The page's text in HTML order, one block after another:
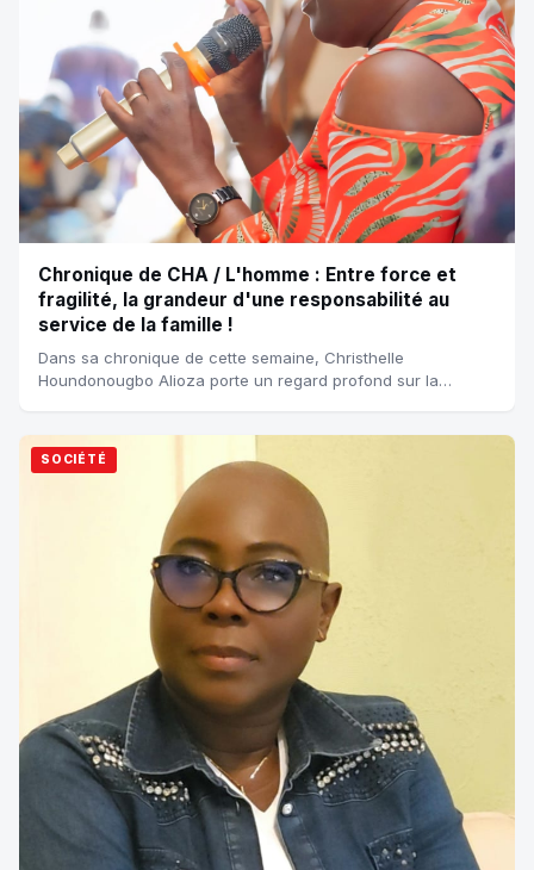
Chronique de CHA / L'homme : Entre force et
fragilité, la grandeur d'une responsabilité au
service de la famille !
Dans sa chronique de cette semaine, Christhelle
Houndonougbo Alioza porte un regard profond sur la
SOCIÉTÉ